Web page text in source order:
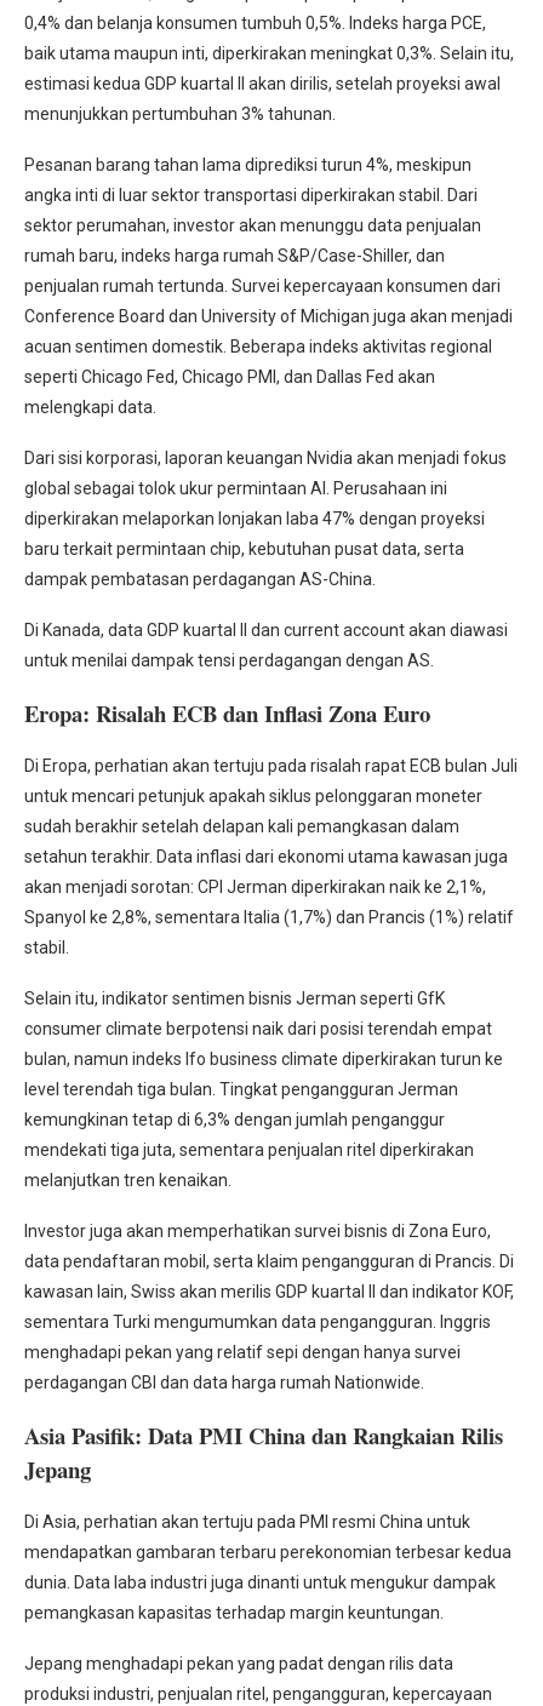
0,4% dan belanja konsumen tumbuh 0,5%. Indeks harga PCE,
baik utama maupun inti, diperkirakan meningkat 0,3%. Selain itu,
estimasi kedua GDP kuartal II akan dirilis, setelah proyeksi awal
menunjukkan pertumbuhan 3% tahunan.
Pesanan barang tahan lama diprediksi turun 4%, meskipun
angka inti di luar sektor transportasi diperkirakan stabil. Dari
sektor perumahan, investor akan menunggu data penjualan
rumah baru, indeks harga rumah S&P/Case-Shiller, dan
penjualan rumah tertunda. Survei kepercayaan konsumen dari
Conference Board dan University of Michigan juga akan menjadi
acuan sentimen domestik. Beberapa indeks aktivitas regional
seperti Chicago Fed, Chicago PMI, dan Dallas Fed akan
melengkapi data.
Dari sisi korporasi, laporan keuangan Nvidia akan menjadi fokus
global sebagai tolok ukur permintaan AI. Perusahaan ini
diperkirakan melaporkan lonjakan laba 47% dengan proyeksi
baru terkait permintaan chip, kebutuhan pusat data, serta
dampak pembatasan perdagangan AS-China.
Di Kanada, data GDP kuartal II dan current account akan diawasi
untuk menilai dampak tensi perdagangan dengan AS.
Eropa: Risalah ECB dan Inflasi Zona Euro
Di Eropa, perhatian akan tertuju pada risalah rapat ECB bulan Juli
untuk mencari petunjuk apakah siklus pelonggaran moneter
sudah berakhir setelah delapan kali pemangkasan dalam
setahun terakhir. Data inflasi dari ekonomi utama kawasan juga
akan menjadi sorotan: CPI Jerman diperkirakan naik ke 2,1%,
Spanyol ke 2,8%, sementara Italia (1,7%) dan Prancis (1%) relatif
stabil.
Selain itu, indikator sentimen bisnis Jerman seperti GfK
consumer climate berpotensi naik dari posisi terendah empat
bulan, namun indeks Ifo business climate diperkirakan turun ke
level terendah tiga bulan. Tingkat pengangguran Jerman
kemungkinan tetap di 6,3% dengan jumlah penganggur
mendekati tiga juta, sementara penjualan ritel diperkirakan
melanjutkan tren kenaikan.
Investor juga akan memperhatikan survei bisnis di Zona Euro,
data pendaftaran mobil, serta klaim pengangguran di Prancis. Di
kawasan lain, Swiss akan merilis GDP kuartal II dan indikator KOF,
sementara Turki mengumumkan data pengangguran. Inggris
menghadapi pekan yang relatif sepi dengan hanya survei
perdagangan CBI dan data harga rumah Nationwide.
Asia Pasifik: Data PMI China dan Rangkaian Rilis
Jepang
Di Asia, perhatian akan tertuju pada PMI resmi China untuk
mendapatkan gambaran terbaru perekonomian terbesar kedua
dunia. Data laba industri juga dinanti untuk mengukur dampak
pemangkasan kapasitas terhadap margin keuntungan.
Jepang menghadapi pekan yang padat dengan rilis data
produksi industri, penjualan ritel, pengangguran, kepercayaan